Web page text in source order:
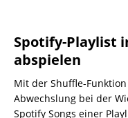
Spotify-Playlist
abspielen
Mit der Shuffle-
Abwechslung bei der
Spotify Songs einer